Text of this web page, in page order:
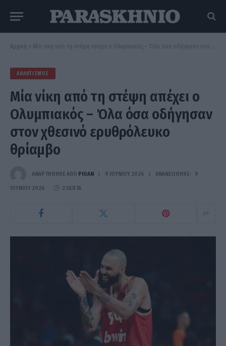
Αρχική » Μία νίκη από τη στέψη απέχει ο Ολυμπιακός – Όλα όσα οδήγησαν στον χθεσινό ερυθρόλευκο θρίαμβο
ΑΘΛΗΤΙΣΜΌΣ
Μία νίκη από τη στέψη απέχει ο
Ολυμπιακός – Όλα όσα οδήγησαν
στον χθεσινό ερυθρόλευκο
θρίαμβο
ΑΝΑΡΤΗΘΗΚΕ ΑΠΟ PIOAN 9 ΙΟΥΝΊΟΥ 2026 ΑΝΑΝΕΏΘΗΚΕ: 9
ΙΟΥΝΊΟΥ 2026 2 ΛΕΠΤΆ